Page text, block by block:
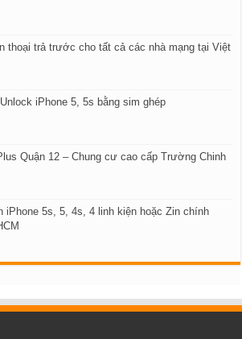
thoại trả trước cho tất cả các nhà mạng tại Việt
iPhone 5, 5s bằng sim ghép
Quận 12 – Chung cư cao cấp Trường Chinh
iPhone 5s, 5, 4s, 4 linh kiện hoặc Zin chính